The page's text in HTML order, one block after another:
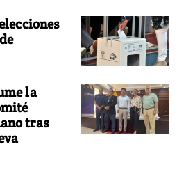
la
tras